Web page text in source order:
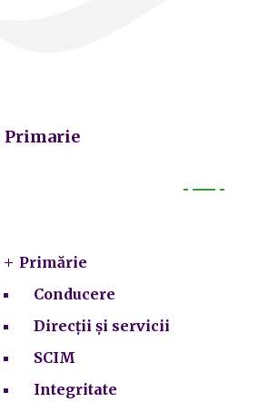
Primarie
Primărie
Conducere
Direcții și servicii
SCIM
Integritate